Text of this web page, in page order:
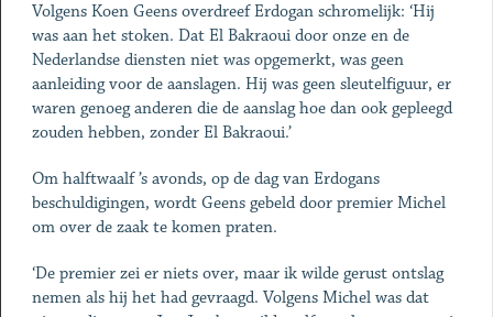
Volgens Koen Geens overdreef Erdogan schromelijk: ‘Hij
was aan het stoken. Dat El Bakraoui door onze en de
Nederlandse diensten niet was opgemerkt, was geen
aanleiding voor de aanslagen. Hij was geen sleutelfiguur, er
waren genoeg anderen die de aanslag hoe dan ook gepleegd
zouden hebben, zonder El Bakraoui.’
Om halftwaalf ’s avonds, op de dag van Erdogans
beschuldigingen, wordt Geens gebeld door premier Michel
om over de zaak te komen praten.
‘De premier zei er niets over, maar ik wilde gerust ontslag
nemen als hij het had gevraagd. Volgens Michel was dat